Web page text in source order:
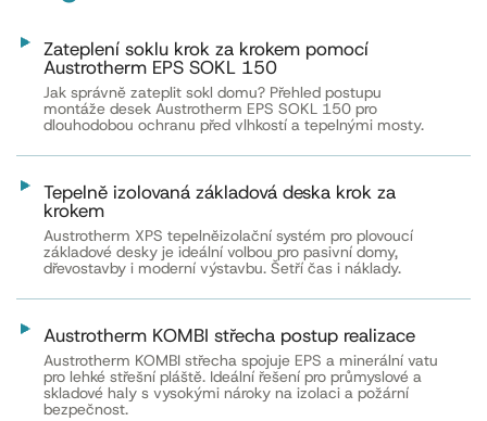
Zateplení soklu krok za krokem pomocí
Austrotherm EPS SOKL 150
Jak správně zateplit sokl domu? Přehled postupu
montáže desek Austrotherm EPS SOKL 150 pro
dlouhodobou ochranu před vlhkostí a tepelnými mosty.
Tepelně izolovaná základová deska krok za
krokem
Austrotherm XPS tepelněizolační systém pro plovoucí
základové desky je ideální volbou pro pasivní domy,
dřevostavby i moderní výstavbu. Šetří čas i náklady.
Austrotherm KOMBI střecha postup realizace
Austrotherm KOMBI střecha spojuje EPS a minerální vatu
pro lehké střešní pláště. Ideální řešení pro průmyslové a
skladové haly s vysokými nároky na izolaci a požární
bezpečnost.